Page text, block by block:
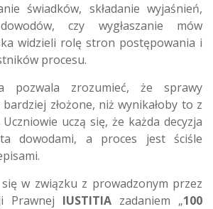
świadków, składanie wyjaśnień,
czy wygłaszanie mów
widzieli rolę stron postępowania i
procesu.
pozwala zrozumieć, że sprawy
złożone, niż wynikałoby to z
uczą się, że każda decyzja
dowodami, a proces jest ściśle
się w związku z prowadzonym przez
Prawnej IUSTITIA zadaniem „100